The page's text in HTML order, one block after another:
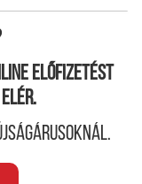
előfizetést
elér.